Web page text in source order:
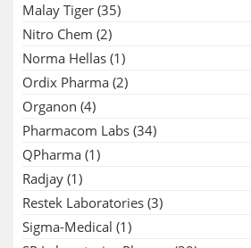
Malay Tiger (35)
Nitro Chem (2)
Norma Hellas (1)
Ordix Pharma (2)
Organon (4)
Pharmacom Labs (34)
QPharma (1)
Radjay (1)
Restek Laboratories (3)
Sigma-Medical (1)